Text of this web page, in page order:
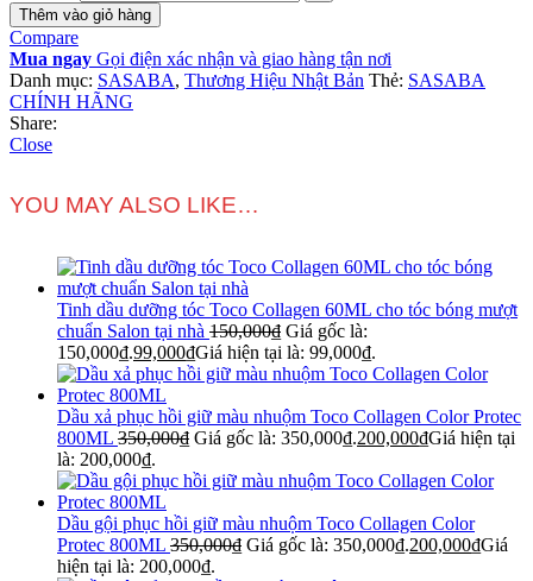
Thêm vào giỏ hàng
Compare
Mua ngay Gọi điện xác nhận và giao hàng tận nơi
Danh mục: SASABA, Thương Hiệu Nhật Bản Thẻ: SASABA
CHÍNH HÃNG
Share:
Close
YOU MAY ALSO LIKE…
Tinh dầu dưỡng tóc Toco Collagen 60ML cho tóc bóng mượt
chuẩn Salon tại nhà 150,000₫ Giá gốc là:
150,000₫.99,000₫Giá hiện tại là: 99,000₫.
Dầu xả phục hồi giữ màu nhuộm Toco Collagen Color Protec
800ML 350,000₫ Giá gốc là: 350,000₫.200,000₫Giá hiện tại
là: 200,000₫.
Dầu gội phục hồi giữ màu nhuộm Toco Collagen Color
Protec 800ML 350,000₫ Giá gốc là: 350,000₫.200,000₫Giá
hiện tại là: 200,000₫.